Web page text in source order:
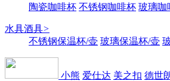
陶瓷咖啡杯 不锈钢咖啡杯 玻璃咖
水具酒具>
不锈钢保温杯/壶 玻璃保温杯/壶
小熊 爱仕达 美之扣 德世